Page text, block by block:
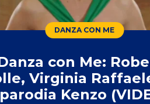
DANZA CON ME
con Me:
Virginia
parodia Kenzo